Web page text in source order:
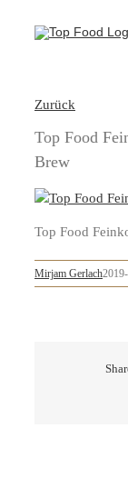
Inhalt
Zurück
Top Food
Brew
Top Food
Mirjam Gerlach